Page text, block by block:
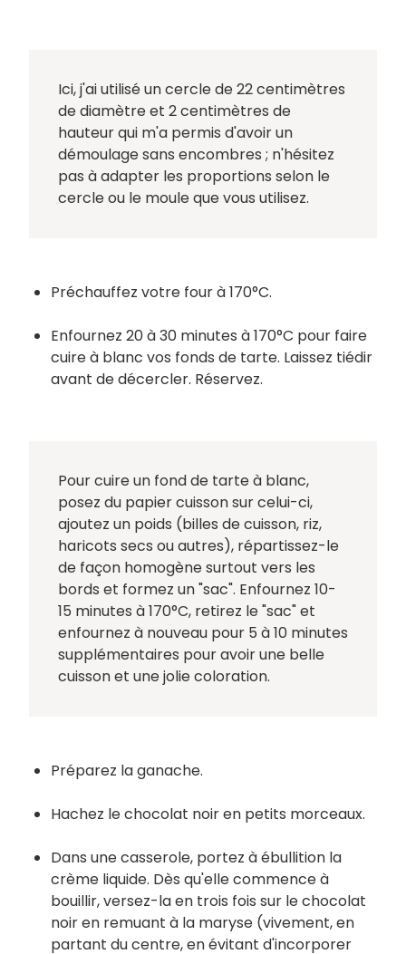
Ici, j'ai utilisé un cercle de 22 centimètres
de diamètre et 2 centimètres de
hauteur qui m'a permis d'avoir un
démoulage sans encombres ; n'hésitez
pas à adapter les proportions selon le
cercle ou le moule que vous utilisez.
Préchauffez votre four à 170°C.
Enfournez 20 à 30 minutes à 170°C pour faire
cuire à blanc vos fonds de tarte. Laissez tiédir
avant de décercler. Réservez.
Pour cuire un fond de tarte à blanc,
posez du papier cuisson sur celui-ci,
ajoutez un poids (billes de cuisson, riz,
haricots secs ou autres), répartissez-le
de façon homogène surtout vers les
bords et formez un "sac". Enfournez 10-
15 minutes à 170°C, retirez le "sac" et
enfournez à nouveau pour 5 à 10 minutes
supplémentaires pour avoir une belle
cuisson et une jolie coloration.
Préparez la ganache.
Hachez le chocolat noir en petits morceaux.
Dans une casserole, portez à ébullition la
crème liquide. Dès qu'elle commence à
bouillir, versez-la en trois fois sur le chocolat
noir en remuant à la maryse (vivement, en
partant du centre, en évitant d'incorporer